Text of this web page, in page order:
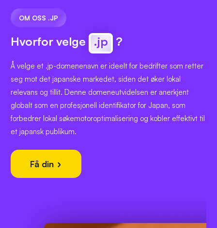
OM OSS .JP
Hvorfor velge .jp ?
Å velge et .jp-domenenavn er ideelt for bedrifter som retter
seg mot det japanske markedet, siden det øker lokal
relevans og tillit. Denne domeneutvidelsen er anerkjent
globalt som en profesjonell identifikator for Japan, som
forbedrer lokal søkemotoroptimalisering og kobler effektivt til
et japansk publikum.
Få din